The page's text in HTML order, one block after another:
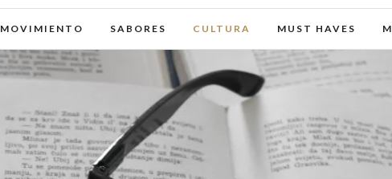
MOVIMIENTO SABORES CULTURA MUST HAVES